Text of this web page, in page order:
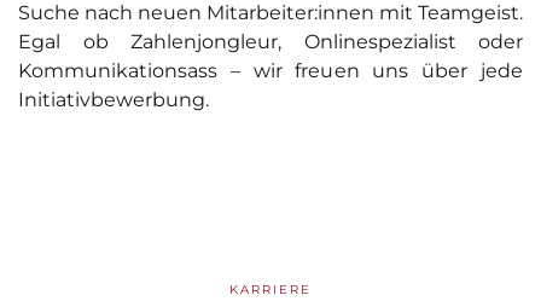
Suche nach neuen Mitarbeiter:innen mit Teamgeist.
Egal ob Zahlenjongleur, Onlinespezialist oder
Kommunikationsass – wir freuen uns über jede
Initiativbewerbung.
KARRIERE